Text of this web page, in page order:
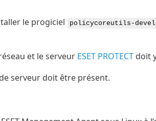
le progiciel policycoreutils-devel
et le serveur ESET PROTECTdoit
de serveur doit être présent.